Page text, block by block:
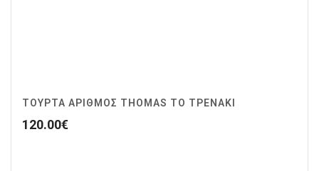
ΤΟΥΡΤΑ ΑΡΙΘΜΟΣ THOMAS ΤΟ ΤΡΕΝΑΚΙ
120.00€